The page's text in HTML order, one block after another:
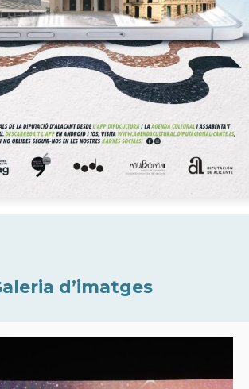
d’imatges